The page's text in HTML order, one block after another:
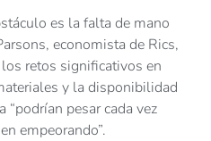
es la falta de mano
economista de Rics,
retos significativos en
y la disponibilidad
pesar cada vez
empeorando”.